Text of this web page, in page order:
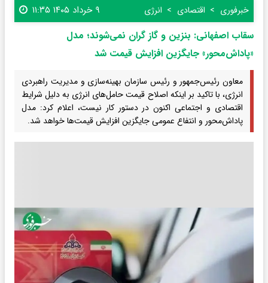
خبرفوری اقتصادی انرژی ۹ خرداد ۱۴۰۵ ۱۱:۳۵
سقاب اصفهانی: بنزین و گاز گران نمی‌شوند؛ مدل
«پاداش‌محور» جایگزین افزایش قیمت شد
معاون رئیس‌جمهور و رئیس سازمان بهینه‌سازی و مدیریت راهبردی
انرژی، با تاکید بر اینکه اصلاح قیمت حامل‌های انرژی به دلیل شرایط
اقتصادی و اجتماعی اکنون در دستور کار نیست، اعلام کرد: مدل
پاداش‌محور و انتفاع عمومی جایگزین افزایش قیمت‌ها خواهد شد.